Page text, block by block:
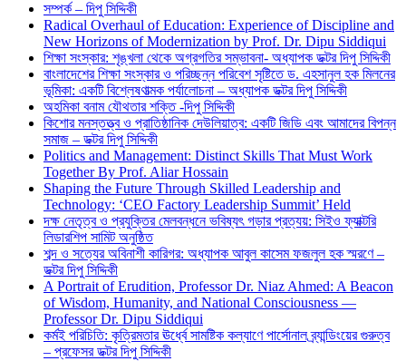
সম্পর্ক – দিপু সিদ্দিকী
Radical Overhaul of Education: Experience of Discipline and
New Horizons of Modernization by Prof. Dr. Dipu Siddiqui
শিক্ষা সংস্কার: শৃঙ্খলা থেকে অগ্রগতির সম্ভাবনা- অধ্যাপক ডক্টর দিপু সিদ্দিকী
বাংলাদেশের শিক্ষা সংস্কার ও পরিচ্ছন্ন পরিবেশ সৃষ্টিতে ড. এহসানুল হক মিলনের
ভূমিকা: একটি বিশ্লেষণাত্মক পর্যালোচনা – অধ্যাপক ডক্টর দিপু সিদ্দিকী
অহমিকা বনাম যৌথতার শক্তি -দিপু সিদ্দিকী
কিশোর মনস্তত্ত্ব ও প্রাতিষ্ঠানিক দেউলিয়াত্ব: একটি জিডি এবং আমাদের বিপন্ন
সমাজ – ডক্টর দিপু সিদ্দিকী
Politics and Management: Distinct Skills That Must Work
Together By Prof. Aliar Hossain
Shaping the Future Through Skilled Leadership and
Technology: ‘CEO Factory Leadership Summit’ Held
দক্ষ নেতৃত্ব ও প্রযুক্তির মেলবন্ধনে ভবিষ্যৎ গড়ার প্রত্যয়: সিইও ফ্যাক্টরি
লিডারশিপ সামিট অনুষ্ঠিত
শব্দ ও সত্যের অবিনাশী কারিগর: অধ্যাপক আবুল কাসেম ফজলুল হক স্মরণে –
ডক্টর দিপু সিদ্দিকী
A Portrait of Erudition, Professor Dr. Niaz Ahmed: A Beacon
of Wisdom, Humanity, and National Consciousness —
Professor Dr. Dipu Siddiqui
কর্মই পরিচিতি: কৃত্রিমতার ঊর্ধ্বে সামষ্টিক কল্যাণে পার্সোনাল ব্র্যান্ডিংয়ের গুরুত্ব
– প্রফেসর ডক্টর দিপু সিদ্দিকী